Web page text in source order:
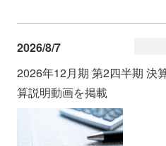
IR情報
2026/8/7
2026年12月期 第2四半期 決
算説明動画を掲載